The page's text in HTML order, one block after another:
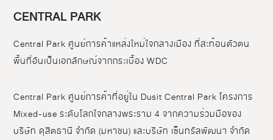
CENTRAL PARK
Central Park ศูนย์การค้าแหล่งใหม่ใจกลางเมือง ที่สะท้อนตัวตน
พื้นที่อันเป็นเอกลักษณ์จากกระเบื้อง WDC
Central Park ศูนย์การค้าที่อยู่ใน Dusit Central Park โครงการ
Mixed-use ระดับโลกใจกลางพระราม 4 จากความร่วมมือของ
บริษัท ดุสิตธานี จำกัด (มหาชน) และบริษัท เซ็นทรัลพัฒนา จำกัด